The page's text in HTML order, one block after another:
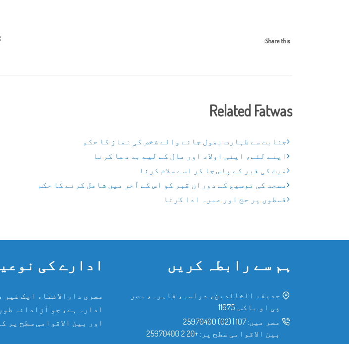
Share this:
Related Fatwas
جنابت سے طہارت بھول جانے والے شخص کی نماز کا حکم
اپنے لئے، اپنی اولاد اور مال کے لیے بد دعا کرنا
میت کی قبر کے پاس جا کر اسے سلام کرنا
مسجد کی توسیع کے دوران قبر کو اس کے آخر میں شامل کرنے کا حکم
قسطوں پر حج اور عمرہ ادا کرنا
ہم سے رابطہ کریں
حدیقۃ الخالدین، دراسہ، قاہرہ، مصر
پی او باکس: 11675
مصر میں: 107
(02) 25970400
بین الاقوامی سطح پر: +20 2 25970400
ادارے کی
مصری دارالافتاء ایک
ادارہ ہے، جو آزادانہ
اور بین الاقوامی سطح پر